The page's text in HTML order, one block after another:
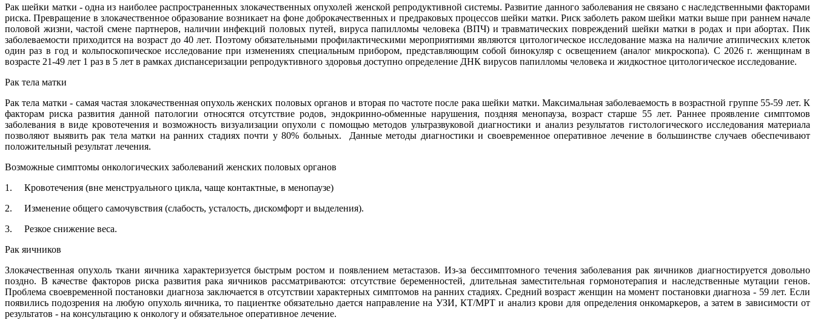
Рак шейки матки - одна из наиболее распространенных злокачественных опухолей женской репродуктивной системы. Развитие данного заболевания не связано с наследственными факторами
риска. Превращение в злокачественное образование возникает на фоне доброкачественных и предраковых процессов шейки матки. Риск заболеть раком шейки матки выше при раннем начале
половой жизни, частой смене партнеров, наличии инфекций половых путей, вируса папилломы человека (ВПЧ) и травматических повреждений шейки матки в родах и при абортах. Пик
заболеваемости приходится на возраст до 40 лет. Поэтому обязательными профилактическими мероприятиями являются цитологическое исследование мазка на наличие атипических клеток
один раз в год и кольпоскопическое исследование при изменениях специальным прибором, представляющим собой бинокуляр с освещением (аналог микроскопа). С 2026 г. женщинам в
возрасте 21-49 лет 1 раз в 5 лет в рамках диспансеризации репродуктивного здоровья доступно определение ДНК вирусов папилломы человека и жидкостное цитологическое исследование.
Рак тела матки
Рак тела матки - самая частая злокачественная опухоль женских половых органов и вторая по частоте после рака шейки матки. Максимальная заболеваемость в возрастной группе 55-59 лет. К
факторам риска развития данной патологии относятся отсутствие родов, эндокринно-обменные нарушения, поздняя менопауза, возраст старше 55 лет. Раннее проявление симптомов
заболевания в виде кровотечения и возможность визуализации опухоли с помощью методов ультразвуковой диагностики и анализ результатов гистологического исследования материала
позволяют выявить рак тела матки на ранних стадиях почти у 80% больных. Данные методы диагностики и своевременное оперативное лечение в большинстве случаев обеспечивают
положительный результат лечения.
Возможные симптомы онкологических заболеваний женских половых органов
1. Кровотечения (вне менструального цикла, чаще контактные, в менопаузе)
2. Изменение общего самочувствия (слабость, усталость, дискомфорт и выделения).
3. Резкое снижение веса.
Рак яичников
Злокачественная опухоль ткани яичника характеризуется быстрым ростом и появлением метастазов. Из-за бессимптомного течения заболевания рак яичников диагностируется довольно
поздно. В качестве факторов риска развития рака яичников рассматриваются: отсутствие беременностей, длительная заместительная гормонотерапия и наследственные мутации генов.
Проблема своевременной постановки диагноза заключается в отсутствии характерных симптомов на ранних стадиях. Средний возраст женщин на момент постановки диагноза - 59 лет. Если
появились подозрения на любую опухоль яичника, то пациентке обязательно дается направление на УЗИ, КТ/МРТ и анализ крови для определения онкомаркеров, а затем в зависимости от
результатов - на консультацию к онкологу и обязательное оперативное лечение.